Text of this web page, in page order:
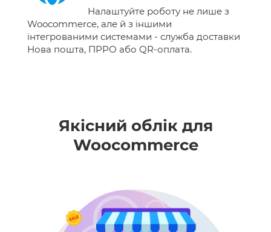
Налаштуйте роботу не лише з
Woocommerce, але й з іншими
інтегрованими системами - служба доставки
Нова пошта, ПРРО або QR-оплата.
Якісний облік для
Woocommerce